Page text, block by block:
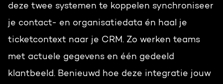
Digital marketing
Content & design
Awards
deze twee systemen te koppelen synchroniseer
je contact- en organisatiedata én haal je
ticketcontext naar je CRM. Zo werken teams
met actuele gegevens en één gedeeld
klantbeeld. Benieuwd hoe deze integratie jouw